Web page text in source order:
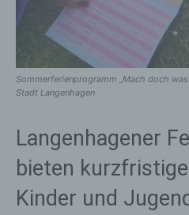
Sommerferienprogramm „Mach doch
Stadt Langenhagen
Langenhagener
bieten
Kinder und